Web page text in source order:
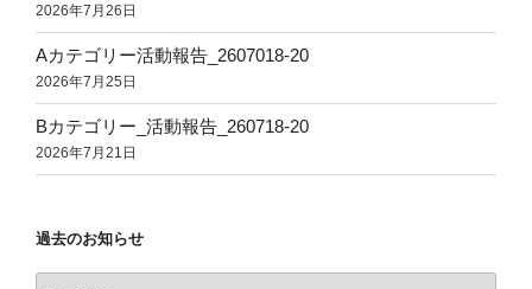
2026年7月26日
Aカテゴリー活動報告_2607018-20
2026年7月25日
Bカテゴリー_活動報告_260718-20
2026年7月21日
過去のお知らせ